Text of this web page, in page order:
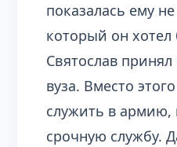
показалась ему
который он
Святослав
вуза. Вместо
служить в армию,
срочную службу.